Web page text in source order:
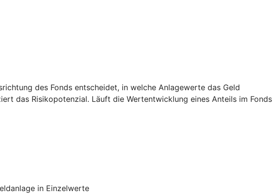
des Fonds entscheidet, in welche Anlagewerte das Geld
das Risikopotenzial. Läuft die Wertentwicklung eines Anteils im Fonds
in Einzelwerte